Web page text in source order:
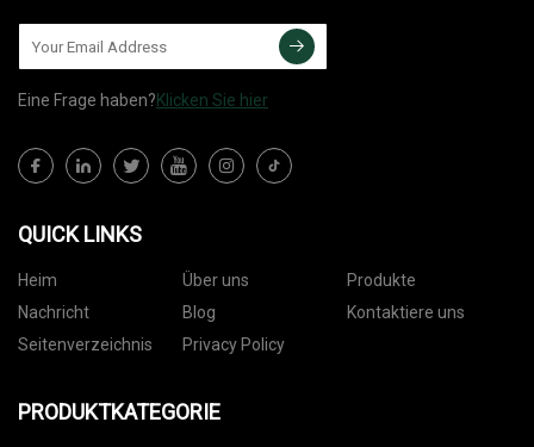
Eine Frage haben?Klicken Sie hier
QUICK LINKS
Heim Über uns
Produkte
Nachricht
Blog
Kontaktiere uns
Seitenverzeichnis
Privacy Policy
PRODUKTKATEGORIE